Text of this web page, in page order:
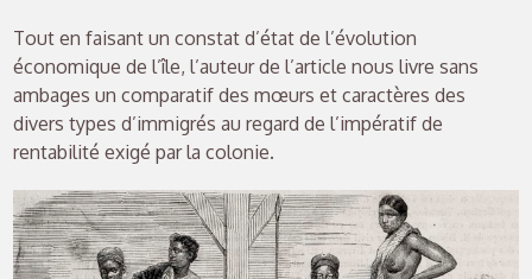
Tout en faisant un constat d’état de l’évolution
économique de l’île, l’auteur de l’article nous livre sans
ambages un comparatif des mœurs et caractères des
divers types d’immigrés au regard de l’impératif de
rentabilité exigé par la colonie.